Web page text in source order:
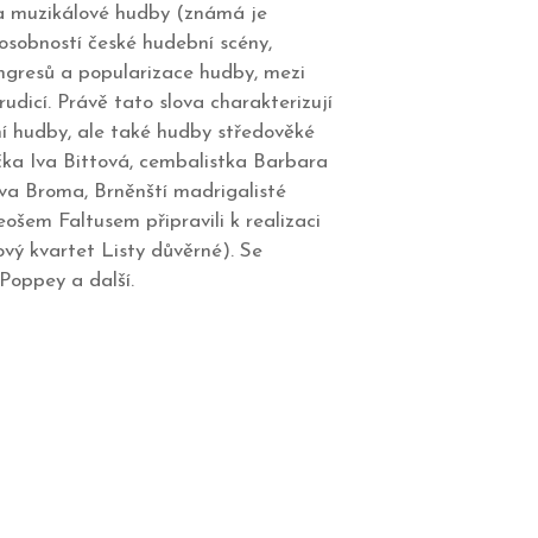
muzikálové hudby (známá je
české hudební scény,
a popularizace hudby, mezi
Právě tato slova charakterizují
hudby, ale také hudby středověké
Iva Bittová, cembalistka Barbara
Broma, Brněnští madrigalisté
Faltusem připravili k realizaci
kvartet Listy důvěrné). Se
a další.